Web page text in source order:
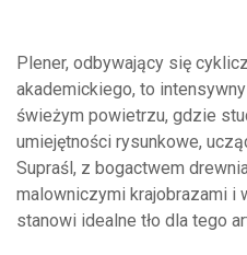
Plener, odbywający się
akademickiego, to
świeżym powietrzu, gdzie
umiejętności rysunkowe,
Supraśl, z bogactwem
malowniczymi krajobrazami i
stanowi idealne tło dla tego